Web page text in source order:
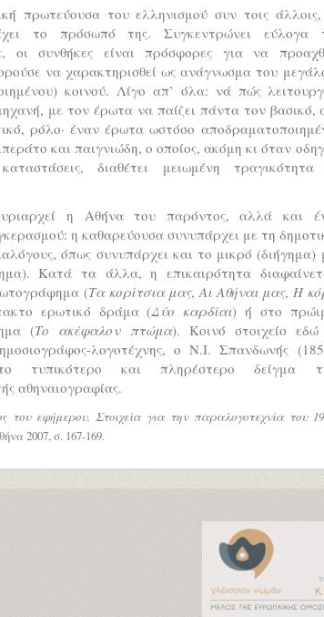
πρωτεύουσα του ελληνισμού συν τοις
το πρόσωπό της. Συγκεντρώνει εύλογα
οι συνθήκες είναι πρόσφορες για να
να χαρακτηρισθεί ως ανάγνωσμα του
κοινού. Λίγο απ’ όλα: νά πώς
με τον έρωτα να παίζει πάντα τον βασικό,
ρόλο· έναν έρωτα ωστόσο
και παιγνιώδη, ο οποίος, ακόμη κι όταν
διαθέτει μειωμένη
η Αθήνα του παρόντος, αλλά και
η καθαρεύουσα συνυπάρχει με τη
όπως συνυπάρχει και το μικρό (διήγημα)
Κατά τα άλλα, η επικαιρότητα
(Τα κορίτσια μας, Αι Αθήναι μας, Η
ερωτικό δράμα (Δύο καρδίαι) ή στο
(Το ακέφαλον πτώμα). Κοινό στοιχείο
λογοτέχνης, ο Ν.Ι. Σπανδωνής
τυπικότερο και πληρέστερο δείγμα
αθηναιογραφίας.
του εφήμερου. Στοιχεία για την παραλογοτεχνία του
2007, σ. 167-169.